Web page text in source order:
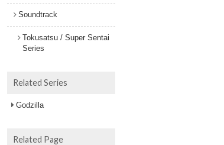
Soundtrack
Tokusatsu / Super Sentai
Series
Related Series
Godzilla
Related Page